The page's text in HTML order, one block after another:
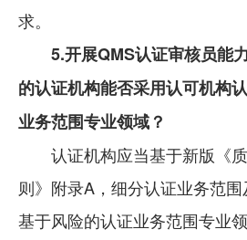
求。
5.开展QMS认证审核员能
的认证机构能否采用认可机构
业务范围专业领域？
认证机构应当基于新版《
则》附录A，细分认证业务范
基于风险的认证业务范围专业